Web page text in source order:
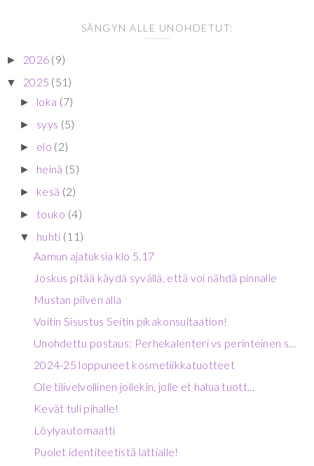
SÄNGYN ALLE UNOHDETUT:
► 2026 (9)
▼ 2025 (51)
► loka (7)
► syys (5)
► elo (2)
► heinä (5)
► kesä (2)
► touko (4)
▼ huhti (11)
Aamun ajatuksia klo 5.17
Joskus pitää käydä syvällä, että voi nähdä pinnalle
Mustan pilven alla
Voitin Sisustus Seitin pikakonsultaation!
Unohdettu postaus: Perhekalenteri vs perinteinen s...
2024-25 loppuneet kosmetiikkatuotteet
Ole tilivelvollinen jollekin, jolle et halua tuott...
Kevät tuli pihalle!
Löylyautomaatti
Puolet identiteetistä lattialle!